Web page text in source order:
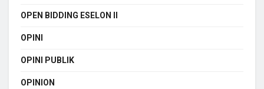
OPEN BIDDING ESELON II
OPINI
OPINI PUBLIK
OPINION